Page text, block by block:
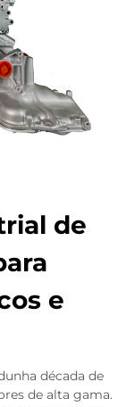
de
e
década de
de alta gama.